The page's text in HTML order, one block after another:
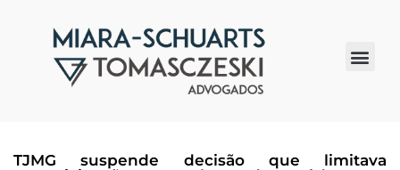
TJMG suspende decisão que limitava